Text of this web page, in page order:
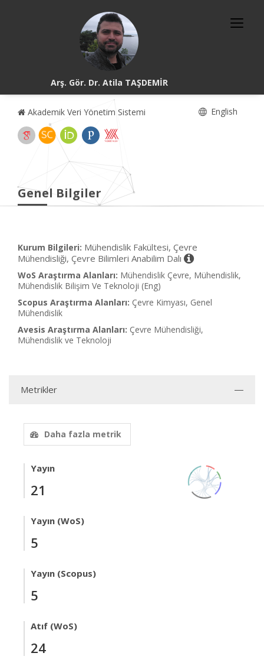
Arş. Gör. Dr. Atila TAŞDEMİR
Akademik Veri Yönetim Sistemi English
Genel Bilgiler
Kurum Bilgileri: Mühendislik Fakültesi, Çevre
Mühendisliği, Çevre Bilimleri Anabilim Dalı
WoS Araştırma Alanları: Mühendislik Çevre, Mühendislik,
Mühendislik Bilişim Ve Teknoloji (Eng)
Scopus Araştırma Alanları: Çevre Kimyası, Genel
Mühendislik
Avesis Araştırma Alanları: Çevre Mühendisliği,
Mühendislik ve Teknoloji
Metrikler
Daha fazla metrik
Yayın
21
Yayın (WoS)
5
Yayın (Scopus)
5
Atıf (WoS)
24